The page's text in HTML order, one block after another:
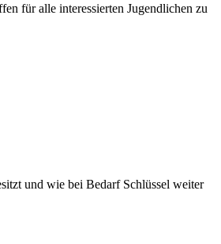
für alle interessierten Jugendlichen zu
und wie bei Bedarf Schlüssel weiter